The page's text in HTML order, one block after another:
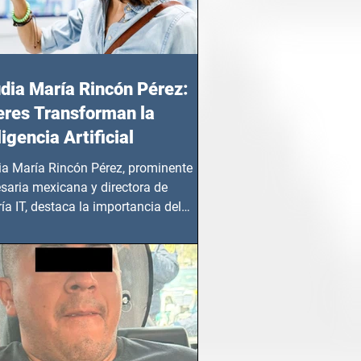
María Rincón Pérez:
Transforman la
Artificial
María Rincón Pérez, prominente
mexicana y directora de
IT, destaca la importancia del